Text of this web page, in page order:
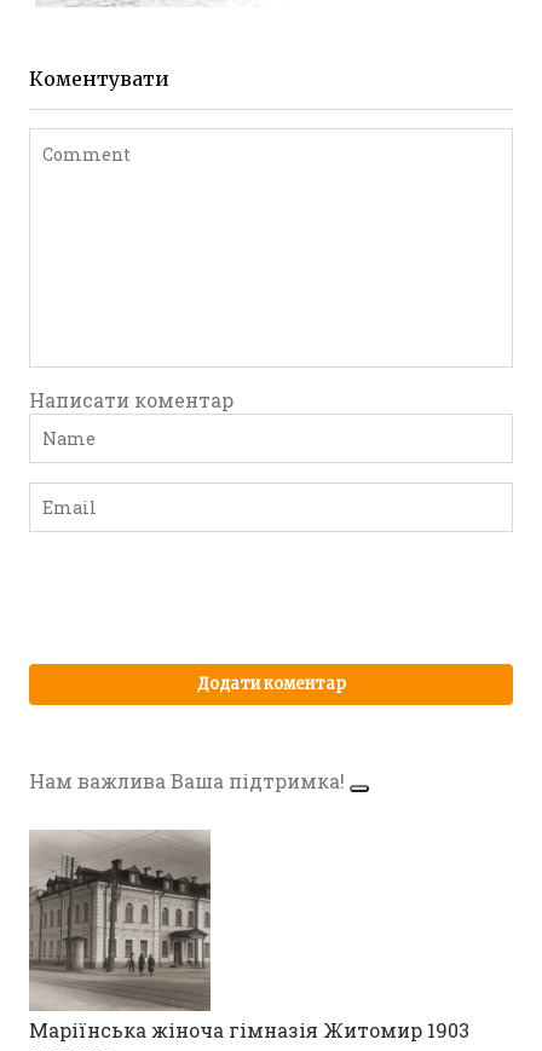
ЖИТОМИР МИХАЙЛІВСЬКА 1903 РОКУ
Коментувати
Написати коментар
Нам важлива Ваша підтримка!
Маріїнська жіноча гімназія Житомир 1903